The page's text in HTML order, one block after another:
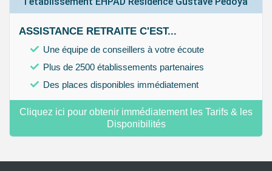
ASSISTANCE RETRAITE C'EST...
Une équipe de conseillers à votre écoute
Plus de 2500 établissements partenaires
Des places disponibles immédiatement
Cliquez ici pour obtenir immédiatement les Tarifs & les
Disponibilités